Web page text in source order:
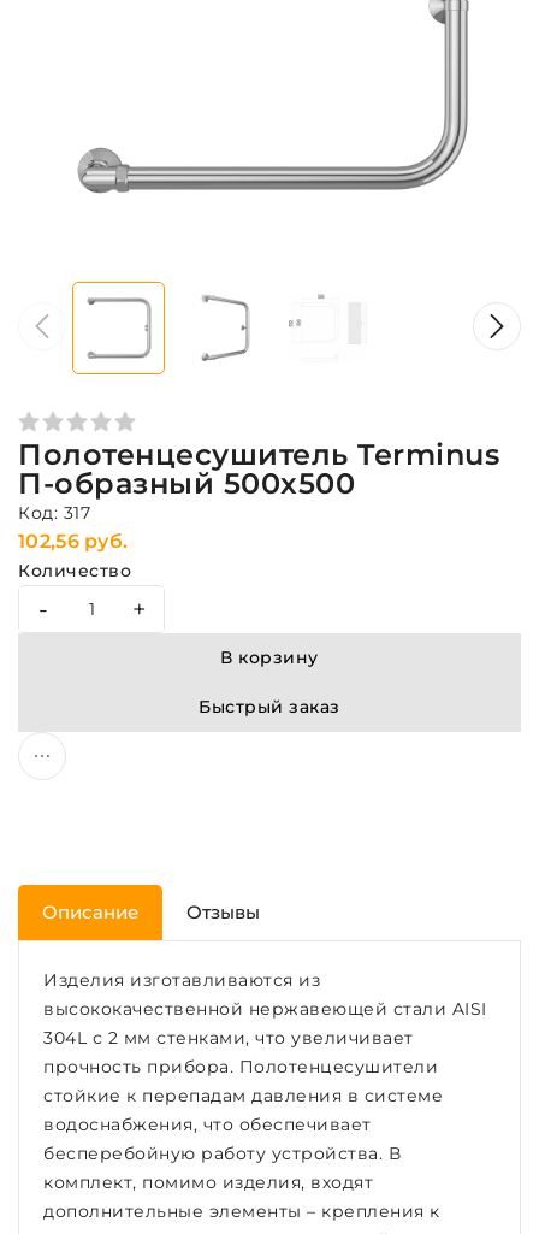
Полотенцесушитель Terminus
П-образный 500х500
Код: 317
102,56 руб.
Количество
- +
В корзину
Быстрый заказ
Описание Отзывы
Изделия изготавливаются из
высококачественной нержавеющей стали AISI
304L с 2 мм стенками, что увеличивает
прочность прибора. Полотенцесушители
стойкие к перепадам давления в системе
водоснабжения, что обеспечивает
бесперебойную работу устройства. В
комплект, помимо изделия, входят
дополнительные элементы – крепления к